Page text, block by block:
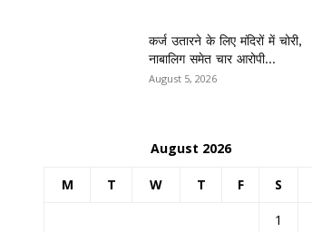
कर्ज उतारने के लिए मंदिरों में चोरी,
नाबालिग समेत चार आरोपी...
August 5, 2026
August 2026
M T W T F S
1